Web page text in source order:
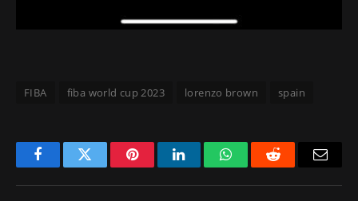
FIBA fiba world cup 2023 lorenzo brown spain
FacebookTwitter PinterestLinkedInWhatsAppReddit